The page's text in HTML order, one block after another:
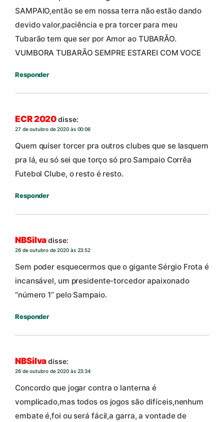
SAMPAIO,então se em nossa terra não estão dando
devido valor,paciência e pra torcer para meu
Tubarão tem que ser por Amor ao TUBARÃO.
VUMBORA TUBARÃO SEMPRE ESTAREI COM VOCE
Responder
ECR 2020disse:
27 de outubro de 2020 às 00:06
Quem quiser torcer pra outros clubes que se lasquem
pra lá, eu só sei que torço só pro Sampaio Corrêa
Futebol Clube, o resto é resto.
Responder
NBSilvadisse:
26 de outubro de 2020 às 23:52
Sem poder esquecermos que o gigante Sérgio Frota é
incansável, um presidente-torcedor apaixonado
“número 1” pelo Sampaio.
Responder
NBSilvadisse:
26 de outubro de 2020 às 23:34
Concordo que jogar contra o lanterna é
vomplicado,mas todos os jogos são difíceis,nenhum
embate é,foi ou será fácil,a garra, a vontade de